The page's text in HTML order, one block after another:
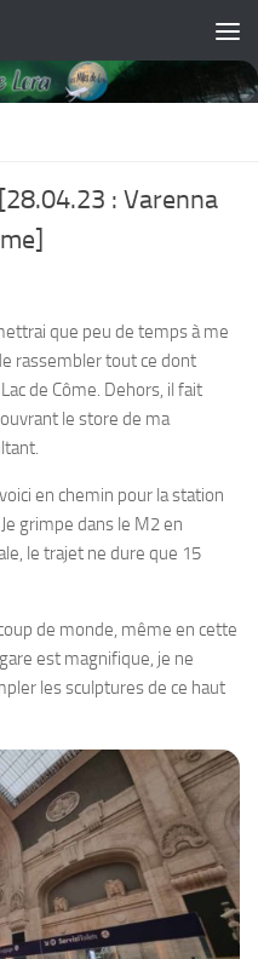
: Varenna
que peu de temps à me
rassembler tout ce dont
de Côme. Dehors, il fait
le store de ma
en chemin pour la station
grimpe dans le M2 en
le trajet ne dure que 15
de monde, même en cette
est magnifique, je ne
les sculptures de ce haut